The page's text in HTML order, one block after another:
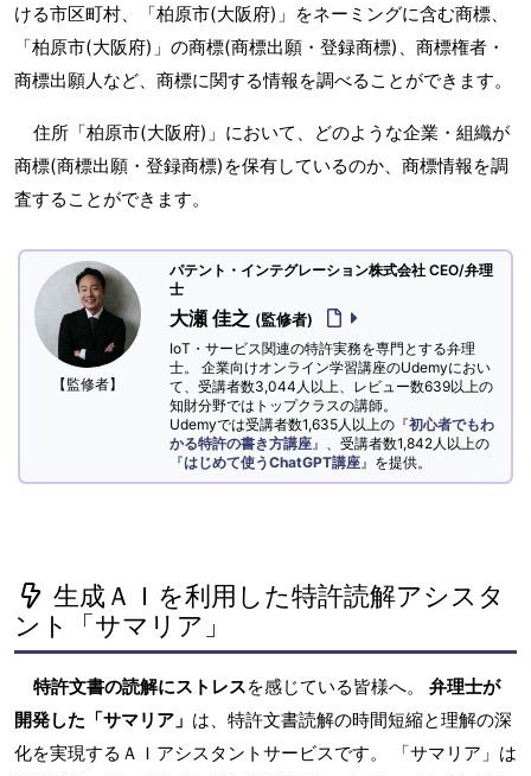
ける市区町村、「柏原市(大阪府)」をネーミングに含む商標、
「柏原市(大阪府)」の商標(商標出願・登録商標)、商標権者・
商標出願人など、商標に関する情報を調べることができます。
住所「柏原市(大阪府)」において、どのような企業・組織が
商標(商標出願・登録商標)を保有しているのか、商標情報を調
査することができます。
【監修者】
パテント・インテグレーション株式会社 CEO/弁理
士
大瀬 佳之 (監修者)
IoT・サービス関連の特許実務を専門とする弁理
士。 企業向けオンライン学習講座のUdemyにおい
て、受講者数3,044人以上、レビュー数639以上の
知財分野ではトップクラスの講師。
Udemyでは受講者数1,635人以上の『初心者でもわ
かる特許の書き方講座 』、受講者数1,842人以上の
『はじめて使うChatGPT講座 』を提供。
生成ＡＩを利用した特許読解アシスタ
ント「サマリア」
特許文書の読解にストレスを感じている皆様へ。 弁理士が
開発した「サマリア」 は、特許文書読解の時間短縮と理解の深
化を実現するＡＩアシスタントサービスです。 「サマリア」は